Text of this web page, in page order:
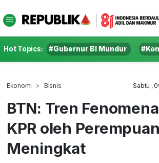
Hot Topics: #Gubernur BI Mundur
Ekonomi Bisnis Sabtu ,
BTN: Tren
KPR oleh Perempuan
Meningkat